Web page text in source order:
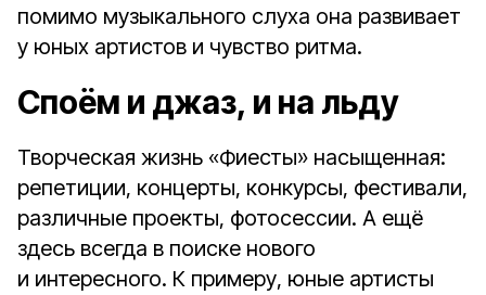
помимо музыкального слуха она развивает
у юных артистов и чувство ритма.
Споём и джаз, и на льду
Творческая жизнь «Фиесты» насыщенная:
репетиции, концерты, конкурсы, фестивали,
различные проекты, фотосессии. А ещё
здесь всегда в поиске нового
и интересного. К примеру, юные артисты